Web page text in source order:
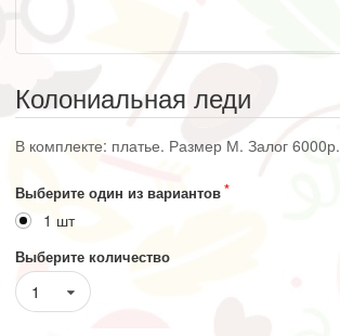
Колониальная леди
В комплекте: платье. Размер М. Залог 6000р.
Выберите один из вариантов
1 шт
Выберите количество
1